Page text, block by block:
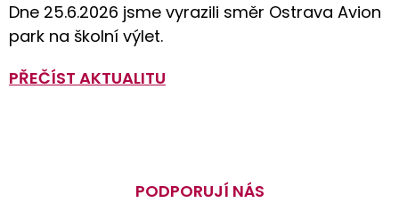
Dne 25.6.2026 jsme vyrazili směr Ostrava Avion
park na školní výlet.
PŘEČÍST AKTUALITU
PODPORUJÍ NÁS